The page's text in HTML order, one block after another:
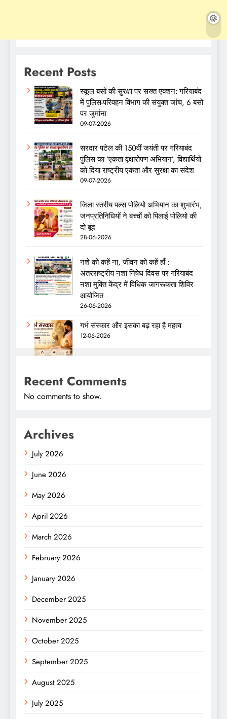
Recent Posts
स्कूल बसों की सुरक्षा पर सख्त एक्शन: गरियाबंद
में पुलिस-परिवहन विभाग की संयुक्त जांच, 6 बसों
पर जुर्माना
09-07-2026
सरदार पटेल की 150वीं जयंती पर गरियाबंद
पुलिस का ‘एकता वृक्षारोपण अभियान’, विद्यार्थियों
को दिया राष्ट्रीय एकता और सुरक्षा का संदेश
09-07-2026
जिला स्तरीय पल्स पोलियो अभियान का शुभारंभ,
जनप्रतिनिधियों ने बच्चों को पिलाई पोलियो की
दो बूंद
28-06-2026
नशे को कहें ना, जीवन को कहें हाँ :
अंतरराष्ट्रीय नशा निषेध दिवस पर गरियाबंद
नशा मुक्ति केंद्र में विधिक जागरूकता शिविर
आयोजित
26-06-2026
गर्भ संस्कार और इसका बढ़ रहा है महत्व
12-06-2026
Recent Comments
No comments to show.
Archives
July 2026
June 2026
May 2026
April 2026
March 2026
February 2026
January 2026
December 2025
November 2025
October 2025
September 2025
August 2025
July 2025